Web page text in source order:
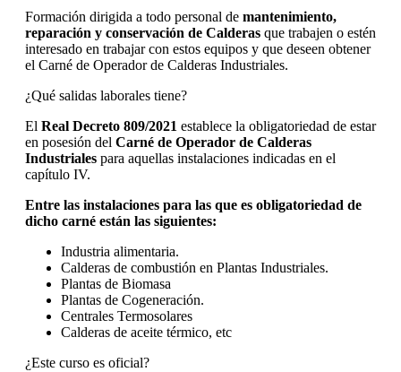
Formación dirigida a todo personal de mantenimiento,
reparación y conservación de Calderas que trabajen o estén
interesado en trabajar con estos equipos y que deseen obtener
el Carné de Operador de Calderas Industriales.
¿Qué salidas laborales tiene?
El Real Decreto 809/2021 establece la obligatoriedad de estar
en posesión del Carné de Operador de Calderas
Industriales para aquellas instalaciones indicadas en el
capítulo IV.
Entre las instalaciones para las que es obligatoriedad de
dicho carné están las siguientes:
Industria alimentaria.
Calderas de combustión en Plantas Industriales.
Plantas de Biomasa
Plantas de Cogeneración.
Centrales Termosolares
Calderas de aceite térmico, etc
¿Este curso es oficial?